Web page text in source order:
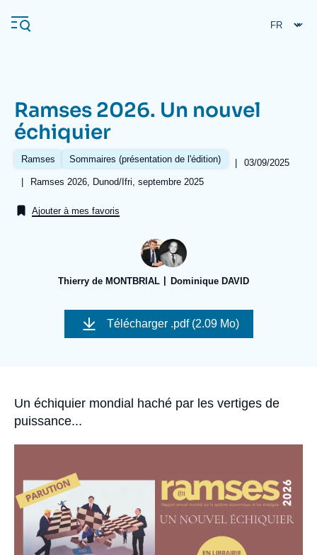
au
contenu
Navigation
principale
L'Ifri
Analyses
Se connecter
Proche-Orient
Ramses 2026. Un nouvel
échiquier
Ramses Sommaires (présentation de l'édition) |
Date
03/09/2025
Références
Ramses 2026, Dunod/Ifri, septembre 2025
Ajouter à mes favoris
Thierry de MONTBRIAL Dominique DAVID
Image
couverture
Télécharger .pdf (2.09 Mo)
Accroche
Un échiquier mondial haché par les vertiges de
puissance...